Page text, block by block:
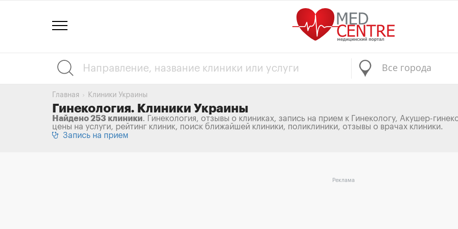
Все города
Главная Клиники Украины
Гинекология. Клиники Украины
Найдено 253 клиники. Гинекология, отзывы о клиниках, запись на прием к Гинекологу, Акушер-
цены на услуги, рейтинг клиник, поиск ближайшей клиники, поликлиники, отзывы о врачах клиники.
Запись на прием
Реклама